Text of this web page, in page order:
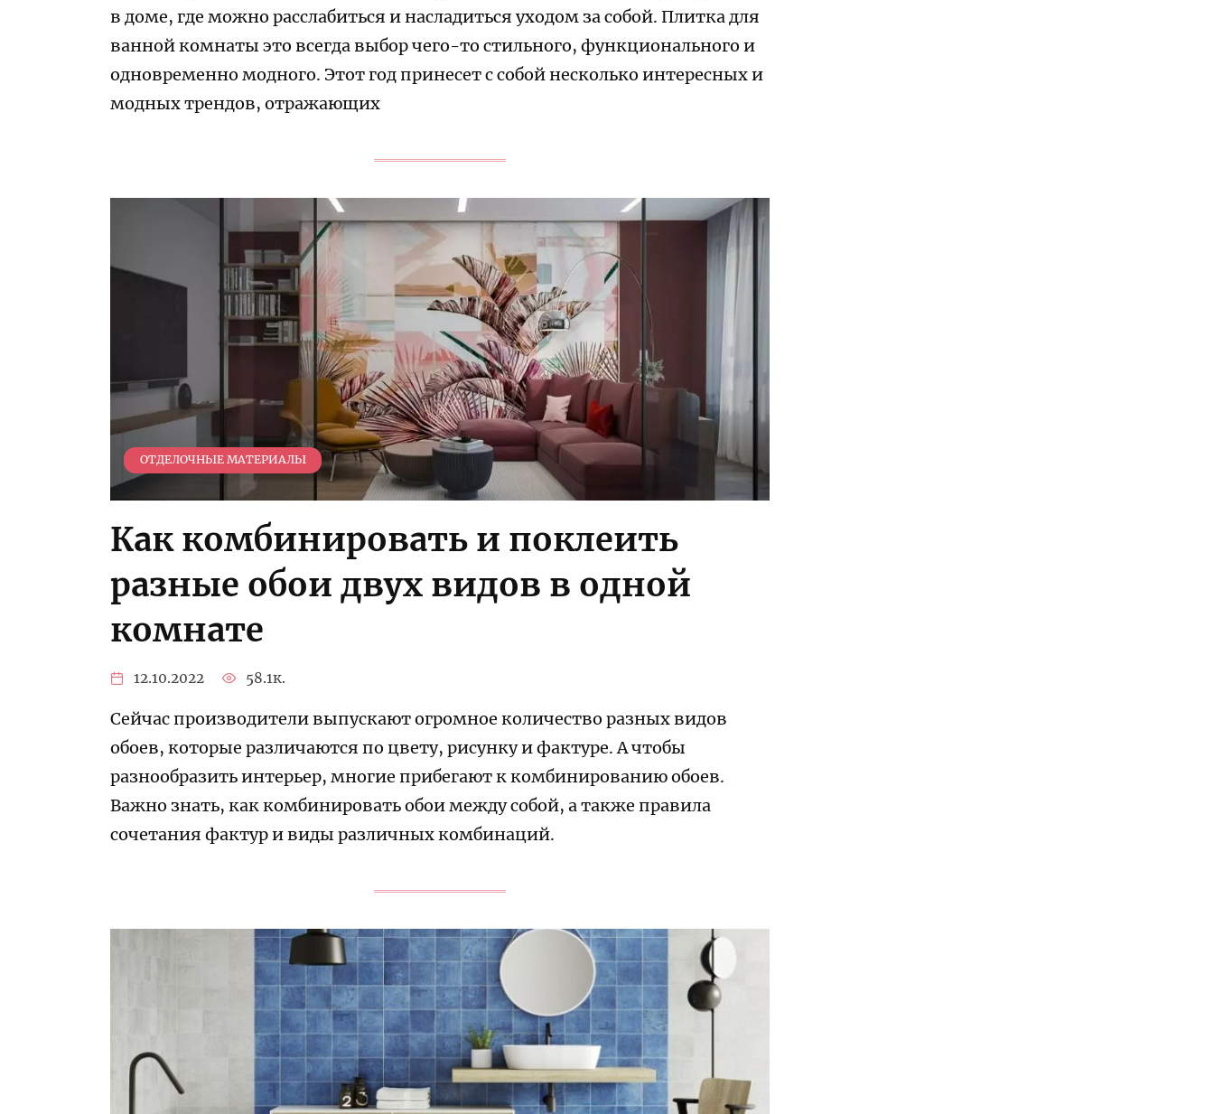
в доме, где можно расслабиться и насладиться уходом за собой. Плитка для
ванной комнаты это всегда выбор чего-то стильного, функционального и
одновременно модного. Этот год принесет с собой несколько интересных и
модных трендов, отражающих
ОТДЕЛОЧНЫЕ МАТЕРИАЛЫ
Как комбинировать и поклеить
разные обои двух видов в одной
комнате
12.10.2022 58.1к.
Сейчас производители выпускают огромное количество разных видов
обоев, которые различаются по цвету, рисунку и фактуре. А чтобы
разнообразить интерьер, многие прибегают к комбинированию обоев.
Важно знать, как комбинировать обои между собой, а также правила
сочетания фактур и виды различных комбинаций.